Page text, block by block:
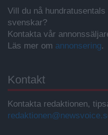
Vill du nå
svenskar?
Kontakta vår
Läs mer om annonsering.
Kontakt
Kontakta redaktionen,